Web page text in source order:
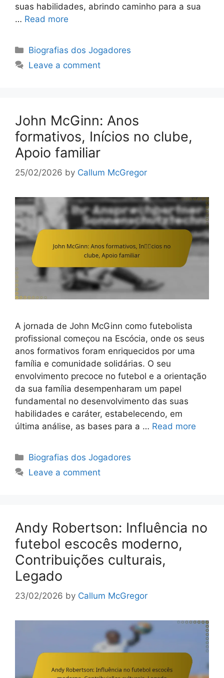
suas habilidades, abrindo caminho para a sua
… Read more
Categories
Biografias dos Jogadores
Leave a comment
John McGinn: Anos
formativos, Inícios no clube,
Apoio familiar
25/02/2026 by Callum McGregor
A jornada de John McGinn como futebolista
profissional começou na Escócia, onde os seus
anos formativos foram enriquecidos por uma
família e comunidade solidárias. O seu
envolvimento precoce no futebol e a orientação
da sua família desempenharam um papel
fundamental no desenvolvimento das suas
habilidades e caráter, estabelecendo, em
última análise, as bases para a … Read more
Categories
Biografias dos Jogadores
Leave a comment
Andy Robertson: Influência no
futebol escocês moderno,
Contribuições culturais,
Legado
23/02/2026 by Callum McGregor